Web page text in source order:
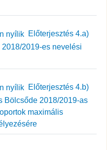
Előterjesztés 4.a)
2019-es nevelési
Előterjesztés 4.b)
Bölcsőde 2018/2019-as
maximális